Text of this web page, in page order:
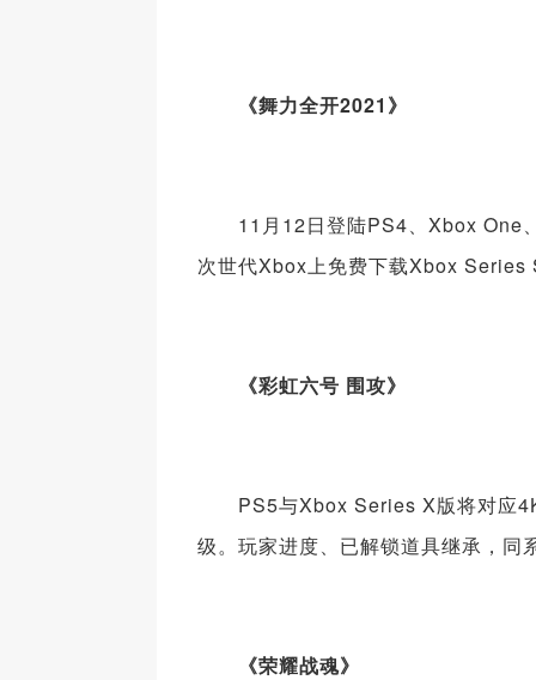
《舞力全开2021》
11月12日登陆PS4、Xbox One
次世代Xbox上免费下载Xbox Series
《彩虹六号 围攻》
PS5与Xbox Series X版将对应4K
级。玩家进度、已解锁道具继承，同
《荣耀战魂》